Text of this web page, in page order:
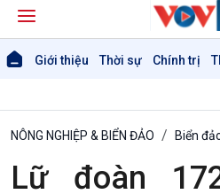
Giới thiệu Thời sự Chính trị
NÔNG NGHIỆP & BIỂN ĐẢO Biển
Lữ đoàn